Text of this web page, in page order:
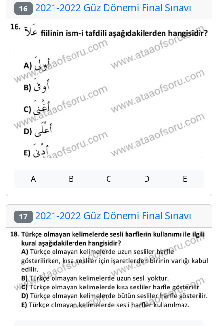
16 2021-2022 Güz Dönemi Final Sınavı
A B C D E
17 2021-2022 Güz Dönemi Final Sınavı